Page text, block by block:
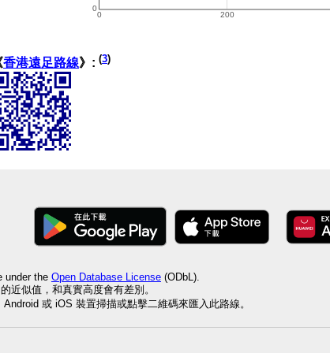
香港遠足路線》: (3)
under the Open Database License (ODbL).
近似值，和真實高度會有差別。
或 iOS 裝置掃描或點擊二維碼來匯入此路線。